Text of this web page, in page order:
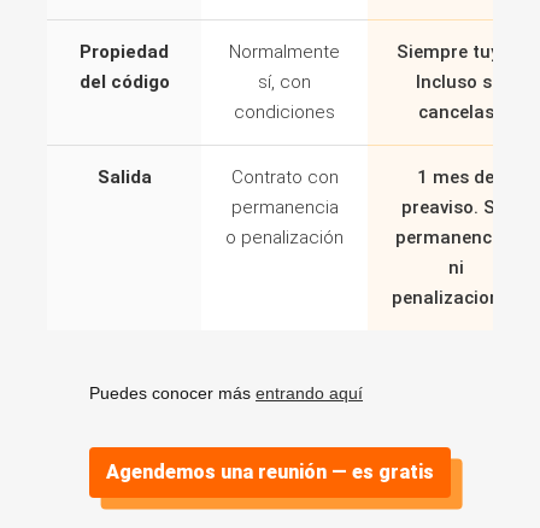
Propiedad
del código
Normalmente
sí, con
condiciones
Siempre tuyo.
Incluso si
cancelas
Salida
Contrato con
permanencia
o penalización
1 mes de
preaviso. Sin
permanencias
ni
penalizaciones
Puedes conocer más entrando aquí
Agendemos una reunión — es gratis